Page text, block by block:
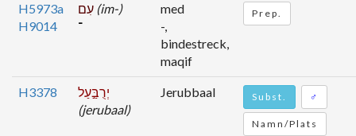
H5973a
H9014
(im-)
־
med
-,
bindestreck,
maqif
Prep.
H3378
יְרֻבַּ֣עַל
(jerubaal)
Jerubbaal Subst. ♂
Namn/Plats